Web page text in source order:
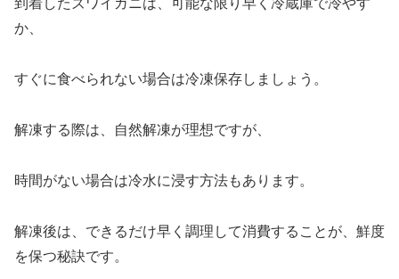
到着したズワイガニは、可能な限り早く冷蔵庫で冷やす
か、
すぐに食べられない場合は冷凍保存しましょう。
解凍する際は、自然解凍が理想ですが、
時間がない場合は冷水に浸す方法もあります。
解凍後は、できるだけ早く調理して消費することが、鮮度
を保つ秘訣です。